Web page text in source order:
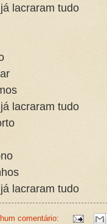
lacraram tudo
lacraram tudo
lacraram tudo
comentário: